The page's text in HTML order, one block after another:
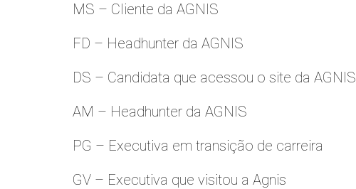
MS – Cliente da AGNIS
FD – Headhunter da AGNIS
DS – Candidata que acessou o site da AGNIS
AM – Headhunter da AGNIS
PG – Executiva em transição de carreira
GV – Executiva que visitou a Agnis